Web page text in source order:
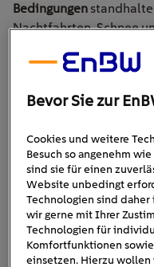
Bedingungen
Nachtfahrten, Schnee
Leistungsfähigkeit ihrer
Bevor Sie zur
Cookies und weitere
Besuch so angenehm
sind sie für einen
Website unbedingt
Technologien sind daher
wir gerne mit Ihrer
Technologien für
Komfortfunktionen
einsetzen. Hierzu